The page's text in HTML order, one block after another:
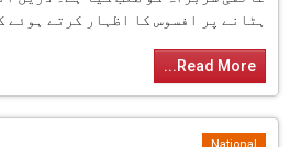
۔ نئی دہلی: الیکٹرانکس اور
مودی کی ویڈیو ہٹانے پر میٹا کے
سربراہ کو طلب کیا ہے۔ دریں اثنا،